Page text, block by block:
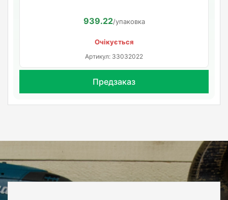
939.22/упаковка
Очікується
Артикул: 33032022
Предзаказ